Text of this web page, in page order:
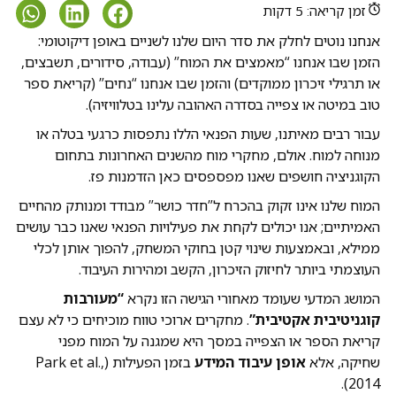
זמן קריאה: 5 דקות
אנחנו נוטים לחלק את סדר היום שלנו לשניים באופן דיקוטומי:
הזמן שבו אנחנו “מאמצים את המוח” (עבודה, סידורים, תשבצים,
או תרגילי זיכרון ממוקדים) והזמן שבו אנחנו “נחים” (קריאת ספר
טוב במיטה או צפייה בסדרה האהובה עלינו בטלוויזיה).
עבור רבים מאיתנו, שעות הפנאי הללו נתפסות כרגעי בטלה או
מנוחה למוח. אולם, מחקרי מוח מהשנים האחרונות בתחום
הקוגניציה חושפים שאנו מפספסים כאן הזדמנות פז.
המוח שלנו אינו זקוק בהכרח ל”חדר כושר” מבודד ומנותק מהחיים
האמיתיים; אנו יכולים לקחת את פעילויות הפנאי שאנו כבר עושים
ממילא, ובאמצעות שינוי קטן בחוקי המשחק, להפוך אותן לכלי
העוצמתי ביותר לחיזוק הזיכרון, הקשב ומהירות העיבוד.
המושג המדעי שעומד מאחורי הגישה הזו נקרא“מעורבות
קוגניטיבית אקטיבית”. מחקרים ארוכי טווח מוכיחים כי לא עצם
קריאת הספר או הצפייה במסך היא שמגנה על המוח מפני
שחיקה, אלאאופן עיבוד המידע
בזמן הפעילות (Park et al.,
2014).